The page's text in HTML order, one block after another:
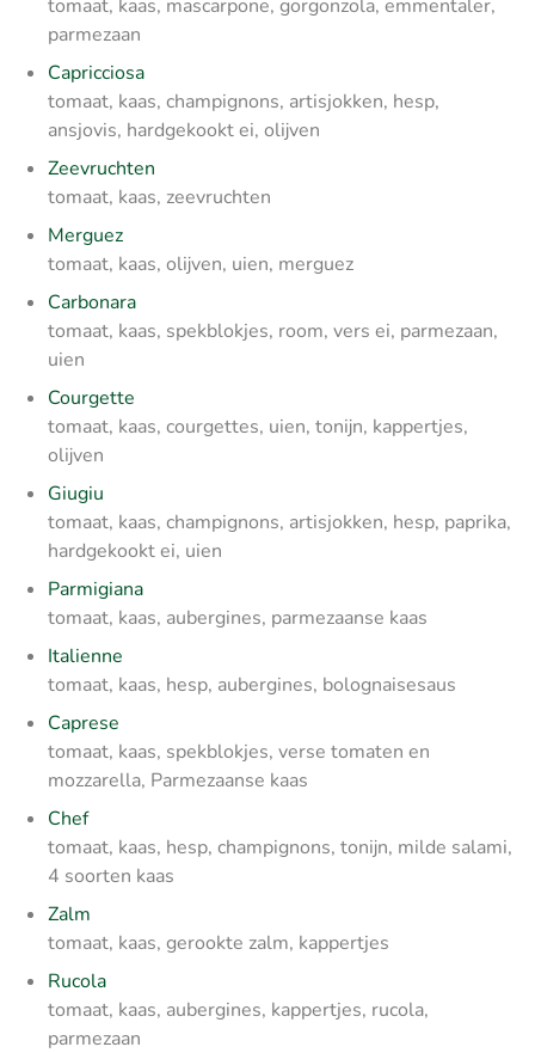
tomaat, kaas, mascarpone, gorgonzola, emmentaler,
parmezaan
Capricciosa
tomaat, kaas, champignons, artisjokken, hesp,
ansjovis, hardgekookt ei, olijven
Zeevruchten
tomaat, kaas, zeevruchten
Merguez
tomaat, kaas, olijven, uien, merguez
Carbonara
tomaat, kaas, spekblokjes, room, vers ei, parmezaan,
uien
Courgette
tomaat, kaas, courgettes, uien, tonijn, kappertjes,
olijven
Giugiu
tomaat, kaas, champignons, artisjokken, hesp, paprika,
hardgekookt ei, uien
Parmigiana
tomaat, kaas, aubergines, parmezaanse kaas
Italienne
tomaat, kaas, hesp, aubergines, bolognaisesaus
Caprese
tomaat, kaas, spekblokjes, verse tomaten en
mozzarella, Parmezaanse kaas
Chef
tomaat, kaas, hesp, champignons, tonijn, milde salami,
4 soorten kaas
Zalm
tomaat, kaas, gerookte zalm, kappertjes
Rucola
tomaat, kaas, aubergines, kappertjes, rucola,
parmezaan